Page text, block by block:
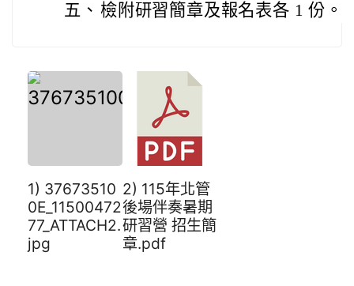
五、 檢附研習簡章及報名表各 1 份。
1) 37673510
0E_11500472
77_ATTACH2.
jpg
2) 115年北管
後場伴奏暑期
研習營 招生簡
章.pdf